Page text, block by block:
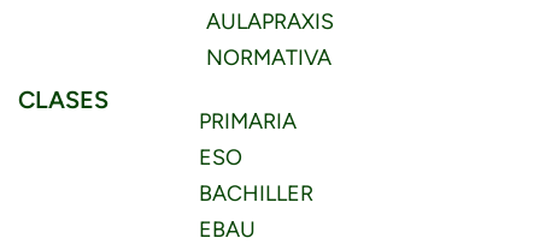
AULAPRAXIS
NORMATIVA
CLASES
PRIMARIA
ESO
BACHILLER
EBAU